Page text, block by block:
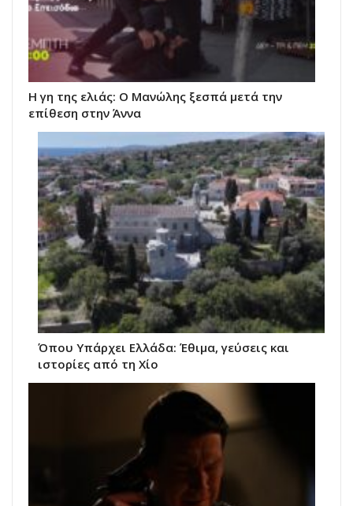
Η γη της ελιάς: Ο Μανώλης ξεσπά μετά την
επίθεση στην Άννα
Όπου Υπάρχει Ελλάδα: Έθιμα, γεύσεις και
ιστορίες από τη Χίο